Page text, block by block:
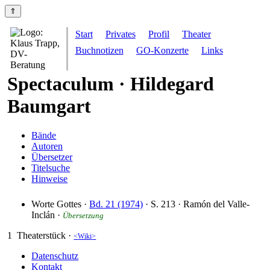
⇑
Start Privates Profil
Theater
Buchnotizen
GO-Konzerte Links
Spectaculum · Hildegard
Baumgart
Bände
Autoren
Übersetzer
Titelsuche
Hinweise
Worte Gottes ·Bd. 21 (1974) · S. 213 ·Ramón del Valle-
Inclán · Übersetzung
1 Theaterstück · Wiki
Datenschutz
Kontakt